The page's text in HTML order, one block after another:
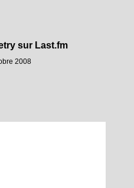
sur Last.fm
2008